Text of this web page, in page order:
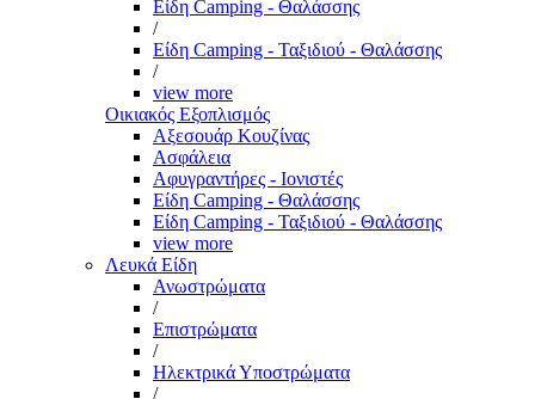
Είδη Camping - Θαλάσσης
/
Είδη Camping - Ταξιδιού - Θαλάσσης
/
view more
Οικιακός Εξοπλισμός
Αξεσουάρ Κουζίνας
Ασφάλεια
Αφυγραντήρες - Ιονιστές
Είδη Camping - Θαλάσσης
Είδη Camping - Ταξιδιού - Θαλάσσης
view more
Λευκά Είδη
Ανωστρώματα
/
Επιστρώματα
/
Ηλεκτρικά Υποστρώματα
/